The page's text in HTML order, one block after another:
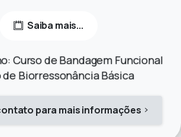
Saiba mais...
Curso de Bandagem Funcional
de Biorressonância Básica
para mais informações